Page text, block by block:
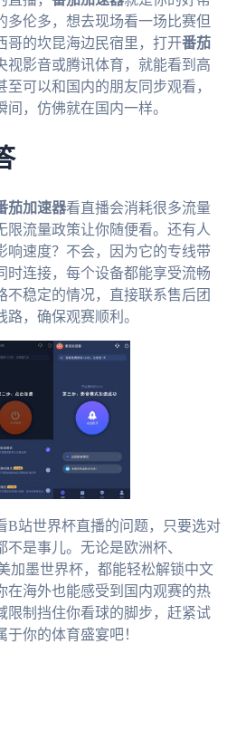
多伦多，想去现场看一场比赛但
哥的坎昆海边民宿里，打开番茄
视影音或腾讯体育，就能看到高
可以和国内的朋友同步观看，
，仿佛就在国内一样。
茄加速器看直播会消耗很多流量
限流量政策让你随便看。还有人
响速度？不会，因为它的专线带
时连接，每个设备都能享受流畅
不稳定的情况，直接联系售后团
，确保观赛顺利。
B站世界杯直播的问题，只要选对
不是事儿。无论是欧洲杯、
加墨世界杯，都能轻松解锁中文
在海外也能感受到国内观赛的热
限制挡住你看球的脚步，赶紧试
于你的体育盛宴吧！